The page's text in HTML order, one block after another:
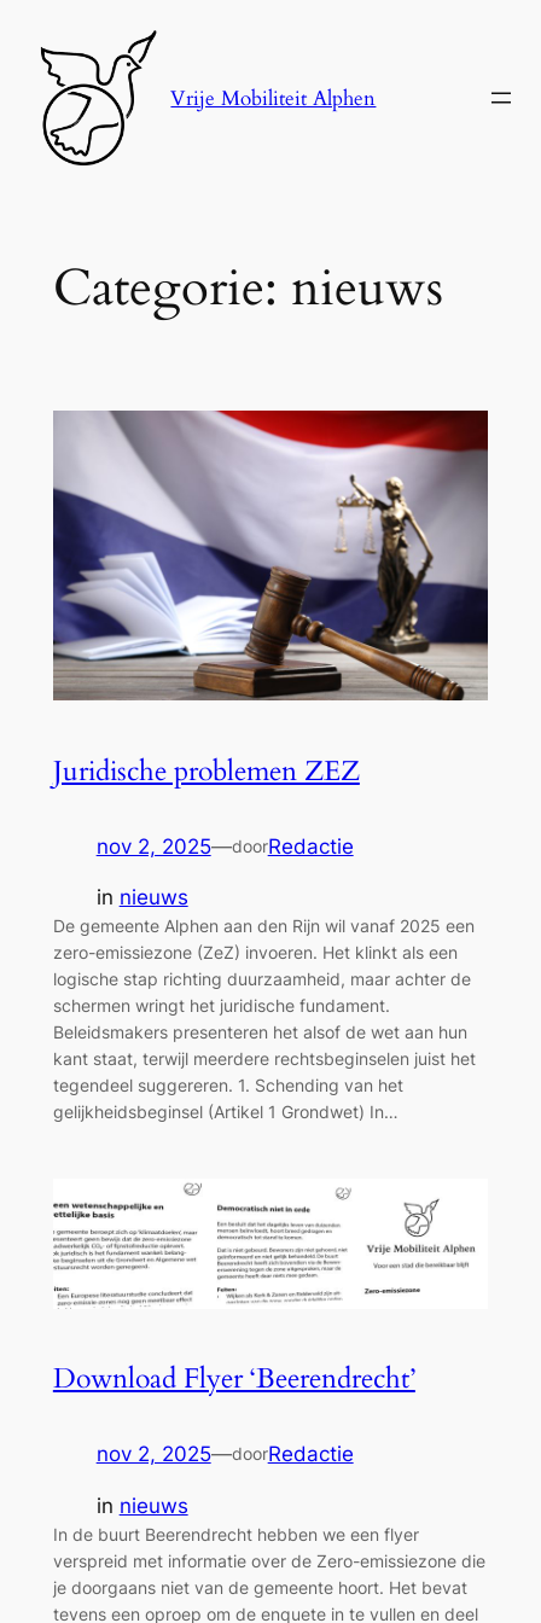
naar
inhoud
Vrije Mobiliteit Alphen
Categorie: nieuws
Juridische problemen ZEZ
nov 2, 2025—doorRedactie
in nieuws
De gemeente Alphen aan den Rijn wil vanaf 2025 een
zero-emissiezone (ZeZ) invoeren. Het klinkt als een
logische stap richting duurzaamheid, maar achter de
schermen wringt het juridische fundament.
Beleidsmakers presenteren het alsof de wet aan hun
kant staat, terwijl meerdere rechtsbeginselen juist het
tegendeel suggereren. 1. Schending van het
gelijkheidsbeginsel (Artikel 1 Grondwet) In…
Download Flyer ‘Beerendrecht’
nov 2, 2025—doorRedactie
in nieuws
In de buurt Beerendrecht hebben we een flyer
verspreid met informatie over de Zero-emissiezone die
je doorgaans niet van de gemeente hoort. Het bevat
tevens een oproep om de enquete in te vullen en deel